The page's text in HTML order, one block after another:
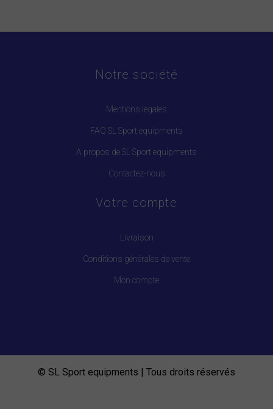
Notre société
Mentions légales
FAQ SL Sport equipments
A propos de SL Sport equipments
Contactez-nous
Votre compte
Livraison
Conditions générales de vente
Mon compte
© SL Sport equipments | Tous droits réservés